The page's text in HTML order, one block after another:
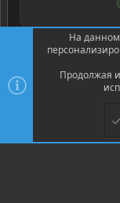
Community platform by
©
На
Продолжая